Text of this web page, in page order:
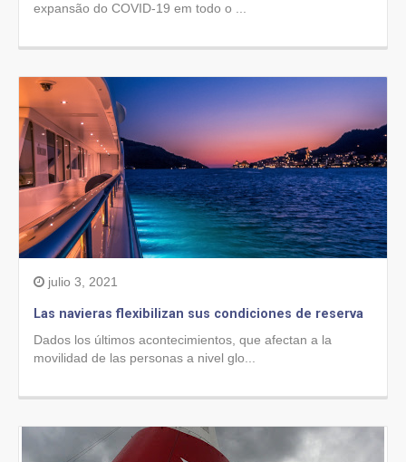
expansão do COVID-19 em todo o ...
julio 3, 2021
Las navieras flexibilizan sus condiciones de reserva
Dados los últimos acontecimientos, que afectan a la
movilidad de las personas a nivel glo...